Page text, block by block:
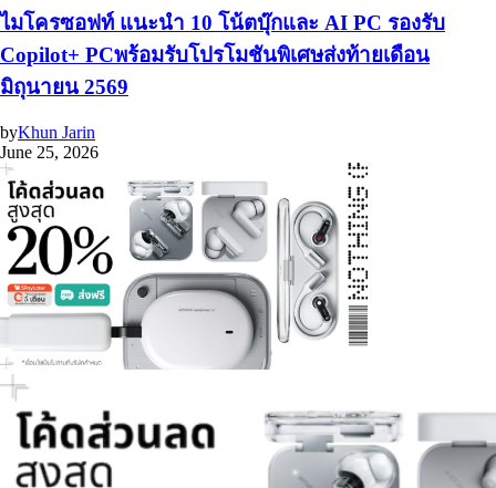
ไมโครซอฟท์ แนะนำ 10 โน้ตบุ๊กและ AI PC รองรับ
Copilot+ PCพร้อมรับโปรโมชันพิเศษส่งท้ายเดือน
มิถุนายน 2569
byKhun Jarin
June 25, 2026